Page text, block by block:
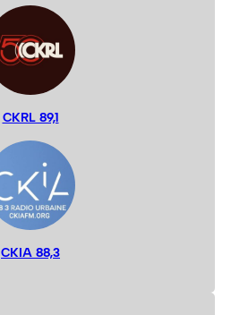
CKRL 89,1
CKIA 88,3